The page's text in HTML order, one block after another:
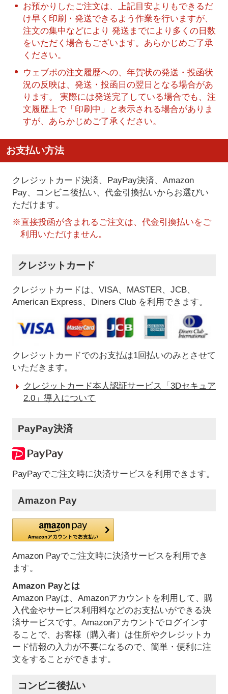
お預かりしたご注文は、上記目安よりもできるだ
け早く印刷・発送できるよう作業を行いますが、
注文の集中などにより 発送までにより多くの日数
をいただく場合もございます。あらかじめご了承
ください。
ウェブポの注文履歴への、年賀状の発送・投函状
況の反映は、発送・投函日の翌日となる場合があ
ります。 実際には発送完了している場合でも、注
文履歴上で「印刷中」と表示される場合がありま
すが、あらかじめご了承ください。
お支払い方法
クレジットカード決済、PayPay決済、Amazon
Pay、コンビニ後払い、代金引換払いからお選びい
ただけます。
※直接投函が含まれるご注文は、代金引換払いをご
利用いただけません。
クレジットカード
クレジットカードは、VISA、MASTER、JCB、
American Express、Diners Club を利用できます。
クレジットカードでのお支払は1回払いのみとさせて
いただきます。
クレジットカード本人認証サービス「3Dセキュア
2.0」導入について
PayPay決済
PayPayでご注文時に決済サービスを利用できます。
Amazon Pay
Amazon Payでご注文時に決済サービスを利用でき
ます。
Amazon Payとは
Amazon Payは、Amazonアカウントを利用して、購
入代金やサービス利用料などのお支払いができる決
済サービスです。Amazonアカウントでログインす
ることで、お客様（購入者）は住所やクレジットカ
ード情報の入力が不要になるので、簡単・便利に注
文をすることができます。
コンビニ後払い